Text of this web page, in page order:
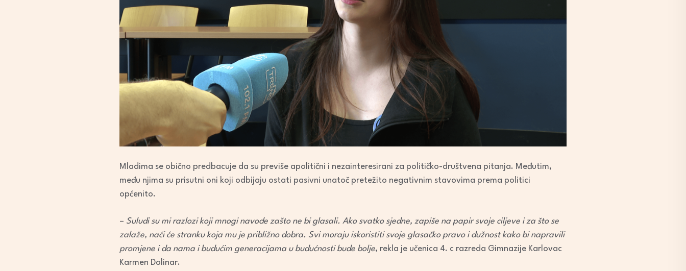
Mladima se obično predbacuje da su previše apolitični i nezainteresirani za političko-društvena pitanja. Međutim,
među njima su prisutni oni koji odbijaju ostati pasivni unatoč pretežito negativnim stavovima prema politici
općenito.
– Suludi su mi razlozi koji mnogi navode zašto ne bi glasali. Ako svatko sjedne, zapiše na papir svoje ciljeve i za što se
zalaže, naći će stranku koja mu je približno dobra. Svi moraju iskoristiti svoje glasačko pravo i dužnost kako bi napravili
promjene i da nama i budućim generacijama u budućnosti bude bolje, rekla je učenica 4. c razreda Gimnazije Karlovac
Karmen Dolinar.